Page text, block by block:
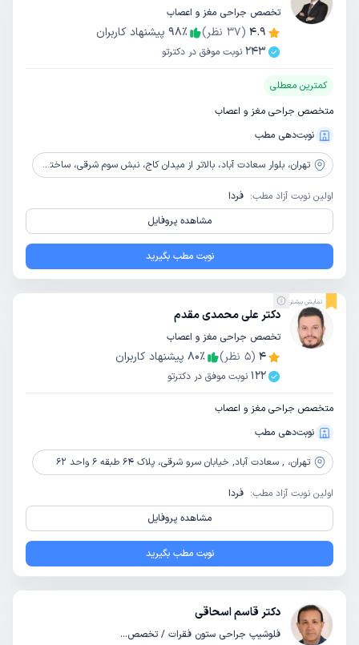
تخصص جراحی مغز و اعصاب
4.9
(
37 نظر) 98٪
پیشنهاد کاربران
243 نوبت موفق در دکترتو
کمترین معطلی
متخصص جراحی مغز و اعصاب
نوبت‌دهی مطب
تهران، بلوار سعادت آباد، بالاتر از میدان کاج، نبش سوم شرقی، ساختمان کاج، طبقه پنجم
اولین نوبت آزاد مطب: فردا
مشاهده پروفایل
نوبت مطب بگیرید
نمایش بیشتر
دکتر علی محمدی مقدم
تخصص جراحی مغز و اعصاب
4
(
5 نظر) 80٪
پیشنهاد کاربران
122 نوبت موفق در دکترتو
متخصص جراحی مغز و اعصاب
نوبت‌دهی مطب
تهران، , سعادت آباد, خیابان سرو شرقی، پلاک 64 طبقه 6 واحد 62
اولین نوبت آزاد مطب: فردا
مشاهده پروفایل
نوبت مطب بگیرید
دکتر قاسم اسحاقی
فلوشیپ جراحی ستون فقرات / تخصص جراحی مغز و اعصاب